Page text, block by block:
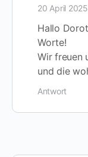
20 April 2025
Hallo
Worte!
Wir freuen
und die
Antwort